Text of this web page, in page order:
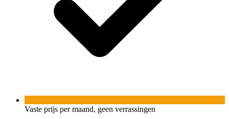
Vaste prijs per maand, geen verrassingen